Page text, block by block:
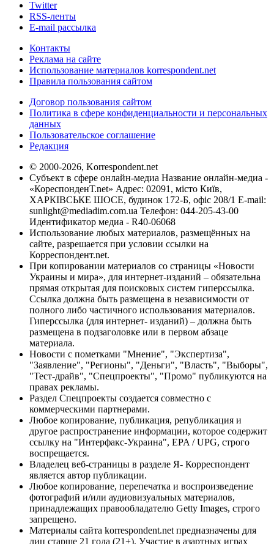
Twitter
RSS-ленты
E-mail рассылка
Контакты
Реклама на сайте
Использование материалов korrespondent.net
Правила пользования сайтом
Договор пользования сайтом
Политика в сфере конфиденциальности и персональных
данных
Пользовательское соглашение
Редакция
© 2000-2026, Korrespondent.net
Субъект в сфере онлайн-медиа Название онлайн-медиа -
«КореспонденТ.net» Адрес: 02091, місто Київ,
ХАРКІВСЬКЕ ШОСЕ, будинок 172-Б, офіс 208/1 E-mail:
sunlight@mediadim.com.ua Телефон: 044-205-43-00
Идентификатор медиа - R40-06068
Использование любых материалов, размещённых на
сайте, разрешается при условии ссылки на
Корреспондент.net.
При копировании материалов со страницы «Новости
Украины и мира», для интернет-изданий – обязательна
прямая открытая для поисковых систем гиперссылка.
Ссылка должна быть размещена в независимости от
полного либо частичного использования материалов.
Гиперссылка (для интернет- изданий) – должна быть
размещена в подзаголовке или в первом абзаце
материала.
Новости с пометками "Мнение", "Экспертиза",
"Заявление", "Регионы", "Деньги", "Власть", "Выборы",
"Тест-драйв", "Спецпроекты", "Промо" публикуются на
правах рекламы.
Раздел Спецпроекты создается совместно с
коммерческими партнерами.
Любое копирование, публикация, републикация и
другое распространение информации, которое содержит
ссылку на "Интерфакс-Украина", EPA / UPG, строго
воспрещается.
Владелец веб-страницы в разделе Я- Корреспондент
является автор публикации.
Любое копирование, перепечатка и воспроизведение
фотографий и/или аудиовизуальных материалов,
принадлежащих правообладателю Getty Images, строго
запрещено.
Материалы сайта korrespondent.net предназначены для
лиц старше 21 года (21+). Участие в азартных играх